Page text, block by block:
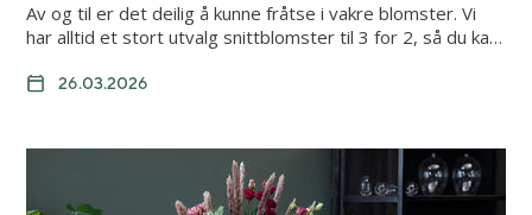
Av og til er det deilig å kunne fråtse i vakre blomster. Vi
har alltid et stort utvalg snittblomster til 3 for 2, så du ka…
26.03.2026